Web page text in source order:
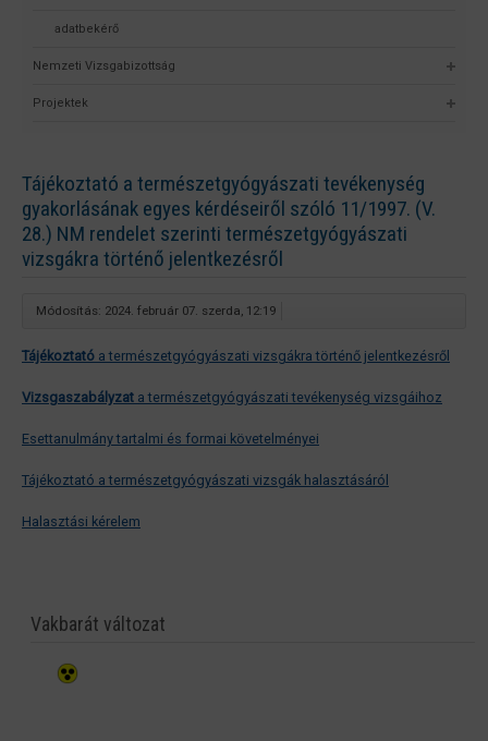
adatbekérő
Nemzeti Vizsgabizottság
Projektek
Tájékoztató a természetgyógyászati tevékenység
gyakorlásának egyes kérdéseiről szóló 11/1997. (V.
28.) NM rendelet szerinti természetgyógyászati
vizsgákra történő jelentkezésről
Módosítás: 2024. február 07. szerda, 12:19
Tájékoztató a természetgyógyászati vizsgákra történő jelentkezésről
Vizsgaszabályzat a természetgyógyászati tevékenység vizsgáihoz
Esettanulmány tartalmi és formai követelményei
Tájékoztató a természetgyógyászati vizsgák halasztásáról
Halasztási kérelem
Vakbarát változat